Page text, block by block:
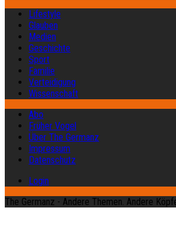
Lifestyle
Glauben
Medien
Geschichte
Sport
Familie
Verteidigung
Wissenschaft
Abo
Früher Vogel
Über The Germanz
Impressum
Datenschutz
Login
The Germanz - Andere Themen. Andere